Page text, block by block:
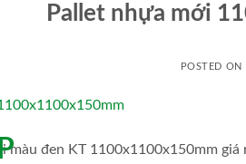
Pallet nhựa mới
POSTED ON
màu đen KT 1100x1100x150mm